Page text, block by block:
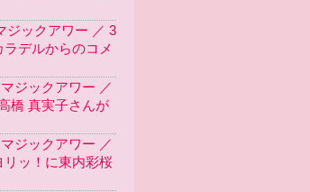
ジックアワー ／ 3
デルからのコメ
ジックアワー ／
橋 真実子さんが
ジックアワー ／
リッ！に東内彩桜